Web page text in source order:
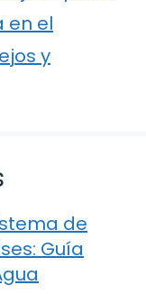
en el
y
de
Guía